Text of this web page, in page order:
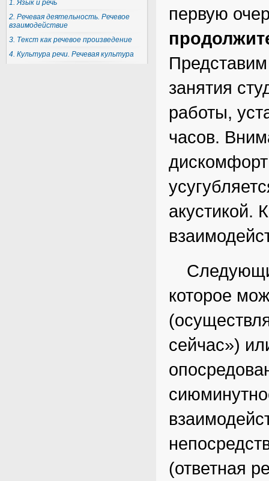
первую
занятия
работы,
часов.
акустикой.
которое
сейчас»)
(ответная